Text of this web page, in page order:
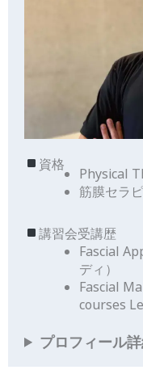
資格
Physical
筋膜セラ
講習会受講歴
Fascial
ディ）
Fascial
courses
プロフィール